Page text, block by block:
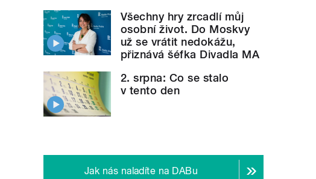
Všechny hry zrcadlí můj
osobní život. Do Moskvy
už se vrátit nedokážu,
přiznává šéfka Divadla MA
2. srpna: Co se stalo
v tento den
Jak nás naladíte na DABu